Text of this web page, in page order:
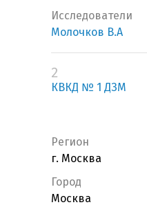
Исследователи
Молочков В.А
2
КВКД № 1 ДЗМ
Регион
г. Москва
Город
Москва